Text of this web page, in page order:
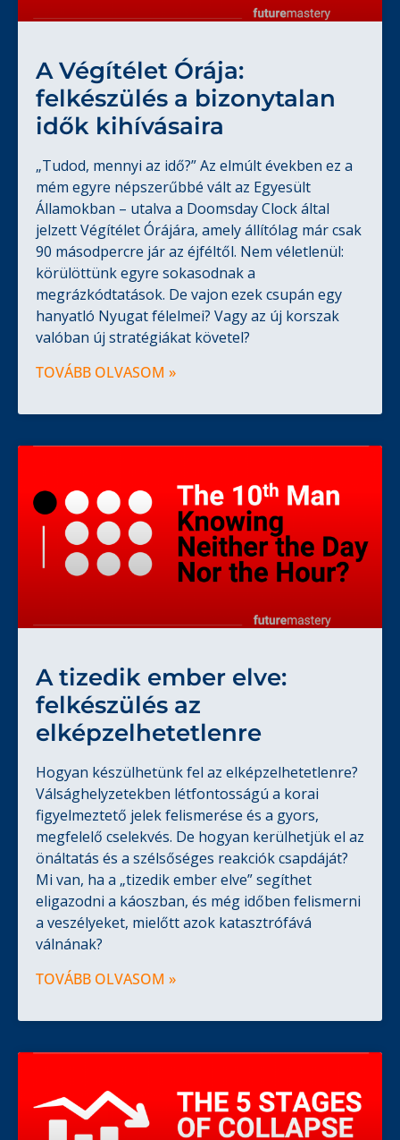
A Végítélet Órája:
felkészülés a bizonytalan
idők kihívásaira
„Tudod, mennyi az idő?” Az elmúlt években ez a
mém egyre népszerűbbé vált az Egyesült
Államokban – utalva a Doomsday Clock által
jelzett Végítélet Órájára, amely állítólag már csak
90 másodpercre jár az éjféltől. Nem véletlenül:
körülöttünk egyre sokasodnak a
megrázkódtatások. De vajon ezek csupán egy
hanyatló Nyugat félelmei? Vagy az új korszak
valóban új stratégiákat követel?
TOVÁBB OLVASOM »
A tizedik ember elve:
felkészülés az
elképzelhetetlenre
Hogyan készülhetünk fel az elképzelhetetlenre?
Válsághelyzetekben létfontosságú a korai
figyelmeztető jelek felismerése és a gyors,
megfelelő cselekvés. De hogyan kerülhetjük el az
önáltatás és a szélsőséges reakciók csapdáját?
Mi van, ha a „tizedik ember elve” segíthet
eligazodni a káoszban, és még időben felismerni
a veszélyeket, mielőtt azok katasztrófává
válnának?
TOVÁBB OLVASOM »